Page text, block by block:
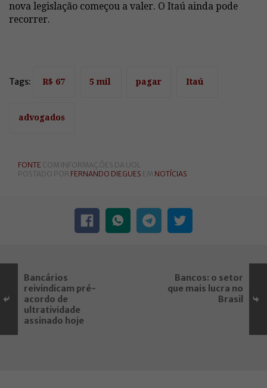
nova legislação começou a valer. O Itaú ainda pode
recorrer.
Tags: R$ 67 5 mil pagar Itaú
advogados
FONTE COM INFORMAÇÕES DA UOL
POSTADO POR FERNANDO DIEGUES EM NOTÍCIAS
Bancários
reivindicam pré-
acordo de
ultratividade
assinado hoje
Bancos: o setor
que mais lucra no
Brasil